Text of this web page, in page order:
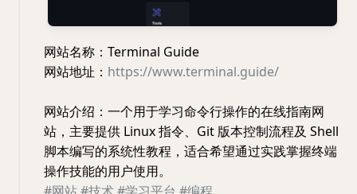
网站名称：Terminal Guide
网站地址： https://www.terminal.guide/
网站介绍：一个用于学习命令行操作的在线指南网
站，主要提供 Linux 指令、Git 版本控制流程及 Shell
脚本编写的系统性教程，适合希望通过实践掌握终端
操作技能的用户使用。